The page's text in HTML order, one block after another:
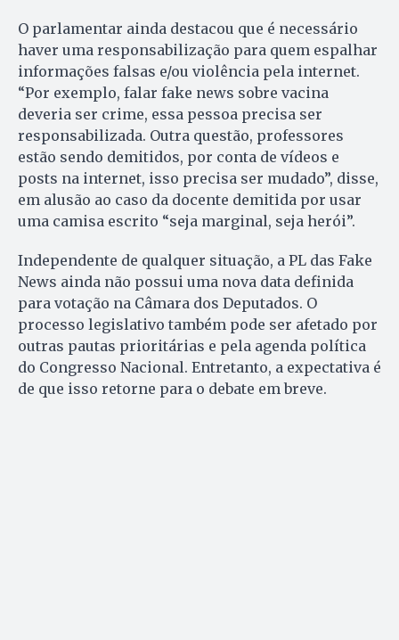
O parlamentar ainda destacou que é necessário
haver uma responsabilização para quem espalhar
informações falsas e/ou violência pela internet.
“Por exemplo, falar fake news sobre vacina
deveria ser crime, essa pessoa precisa ser
responsabilizada. Outra questão, professores
estão sendo demitidos, por conta de vídeos e
posts na internet, isso precisa ser mudado”, disse,
em alusão ao caso da docente demitida por usar
uma camisa escrito “seja marginal, seja herói”.
Independente de qualquer situação, a PL das Fake
News ainda não possui uma nova data definida
para votação na Câmara dos Deputados. O
processo legislativo também pode ser afetado por
outras pautas prioritárias e pela agenda política
do Congresso Nacional. Entretanto, a expectativa é
de que isso retorne para o debate em breve.